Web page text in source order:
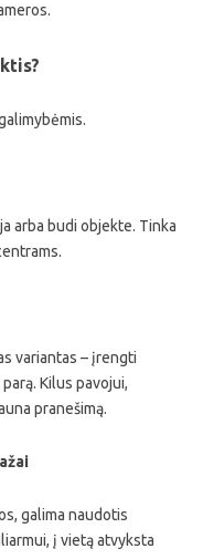
arba budi objekte. Tinka
variantas – įrengti
Kilus pavojui,
pranešimą.
galima naudotis
į vietą atvyksta